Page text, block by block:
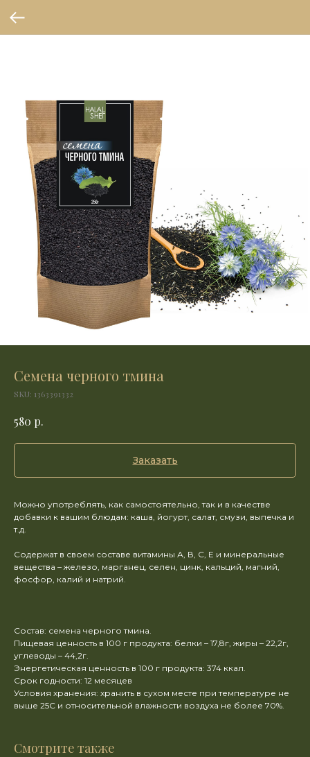
Семена черного тмина
SKU: 1363391332
580 р.
Заказать
Можно употреблять, как самостоятельно, так и в качестве
добавки к вашим блюдам: каша, йогурт, салат, смузи, выпечка и
т.д.
Содержат в своем составе витамины А, В, С, Е и минеральные
вещества – железо, марганец, селен, цинк, кальций, магний,
фосфор, калий и натрий.
Состав: семена черного тмина.
Пищевая ценность в 100 г продукта: белки – 17,8г, жиры – 22,2г,
углеводы – 44,2г.
Энергетическая ценность в 100 г продукта: 374 ккал.
Срок годности: 12 месяцев
Условия хранения: хранить в сухом месте при температуре не
выше 25C и относительной влажности воздуха не более 70%.
Смотрите также